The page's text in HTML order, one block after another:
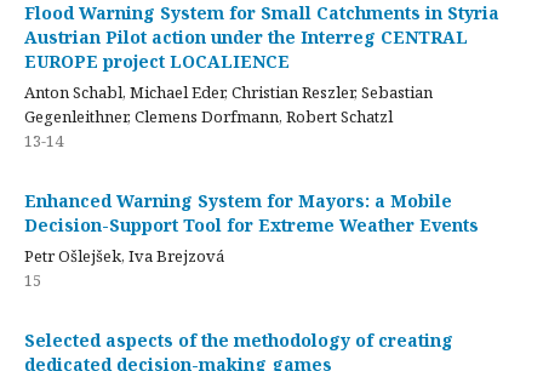
Flood Warning System for Small Catchments in Styria
Austrian Pilot action under the Interreg CENTRAL
EUROPE project LOCALIENCE
Anton Schabl, Michael Eder, Christian Reszler, Sebastian
Gegenleithner, Clemens Dorfmann, Robert Schatzl
13-14
Enhanced Warning System for Mayors: a Mobile
Decision-Support Tool for Extreme Weather Events
Petr Ošlejšek, Iva Brejzová
15
Selected aspects of the methodology of creating
dedicated decision-making games